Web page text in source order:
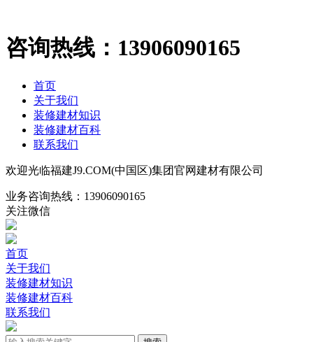
咨询热线： 13906090165
首页
关于我们
装修建材知识
装修建材百科
联系我们
欢迎光临福建J9.COM(中国区)集团官网建材有限公司
业务咨询热线： 13906090165
关注微信
首页
关于我们
装修建材知识
装修建材百科
联系我们